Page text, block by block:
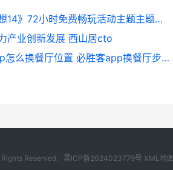
《最终幻想14》72小时免费畅玩活动主题主题来袭 《最终幻想14》下载
产业创新发展 西山居cto
必胜客app怎么换餐厅位置 必胜客app换餐厅步骤一览 必胜客app怎么换账号
Reserved. 黑ICP备2024023779号 XML地图